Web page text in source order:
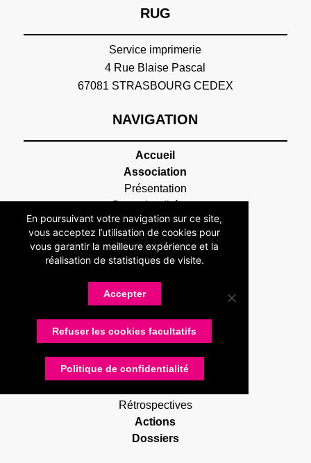
RUG
Service imprimerie
4 Rue Blaise Pascal
67081 STRASBOURG CEDEX
NAVIGATION
Accueil
Association
Présentation
Devenir adhérent
Statuts
Membres
Partenaires
Devenir partenaire
Connexion
Contactez-nous
Actualités
RUG Lettres
Réunions
Rétrospectives
Actions
Dossiers
En poursuivant votre navigation sur ce site,
vous acceptez l’utilisation de cookies pour
vous garantir la meilleure expérience et la
réalisation de statistiques de visite.
Accepter
Refuser les cookies facultatifs
Politique de confidentialité